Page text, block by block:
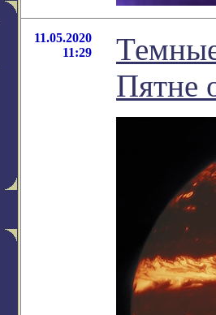
11.05.2020
11:29
Пятне